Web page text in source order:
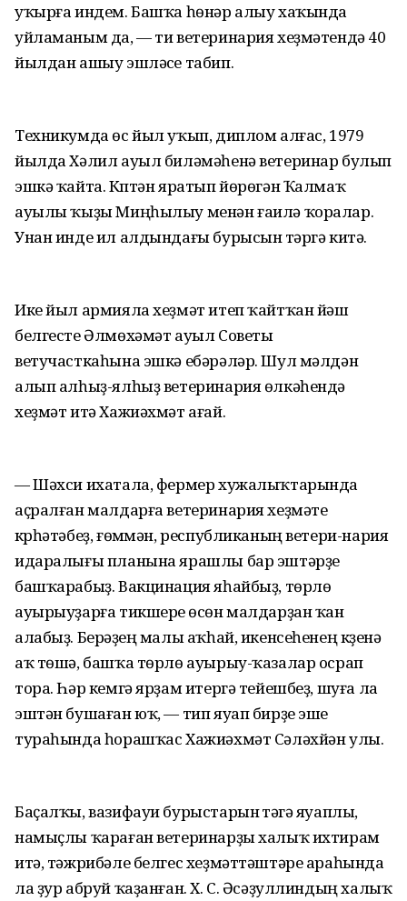
уҡырға индем. Башҡа һөнәр алыу хаҡында
уйламаным да, — ти ветеринария хеҙмәтендә 40
йылдан ашыу эшләүсе табип.
Техникумда өс йыл уҡып, диплом алғас, 1979
йылда Хәлил ауыл биләмәһенә ветеринар булып
эшкә ҡайта. Күптән яратып йөрөгән Ҡалмаҡ
ауылы ҡыҙы Миңһылыу менән ғаилә ҡоралар.
Унан инде ил алдындағы бурысын үтәргә китә.
Ике йыл армияла хеҙмәт итеп ҡайтҡан йәш
белгесте Әлмөхәмәт ауыл Советы
ветучасткаһына эшкә ебәрәләр. Шул мәлдән
алып алһыҙ-ялһыҙ ветеринария өлкәһендә
хеҙмәт итә Хажиәхмәт ағай.
— Шәхси ихатала, фермер хужалыҡтарында
аҫралған малдарға ветеринария хеҙмәте
күрһәтәбеҙ, ғөмүмән, республиканың ветери-нария
идаралығы планына ярашлы бар эштәрҙе
башҡарабыҙ. Вакцинация яһайбыҙ, төрлө
ауырыуҙарға тикшереү өсөн малдарҙан ҡан
алабыҙ. Берәүҙең малы аҡһай, икенсеһенең күҙенә
аҡ төшә, башҡа төрлө ауырыу-ҡазалар осрап
тора. Һәр кемгә ярҙам итергә тейешбеҙ, шуға ла
эштән бушаған юҡ, — тип яуап бирҙе эше
тураһында һорашҡас Хажиәхмәт Сәләхйән улы.
Баҫалҡы, вазифауи бурыстарын үтәүгә яуаплы,
намыҫлы ҡараған ветеринарҙы халыҡ ихтирам
итә, тәжрибәле белгес хеҙмәттәштәре араһында
ла ҙур абруй ҡаҙанған. Х. С. Әсәҙуллиндың халыҡ